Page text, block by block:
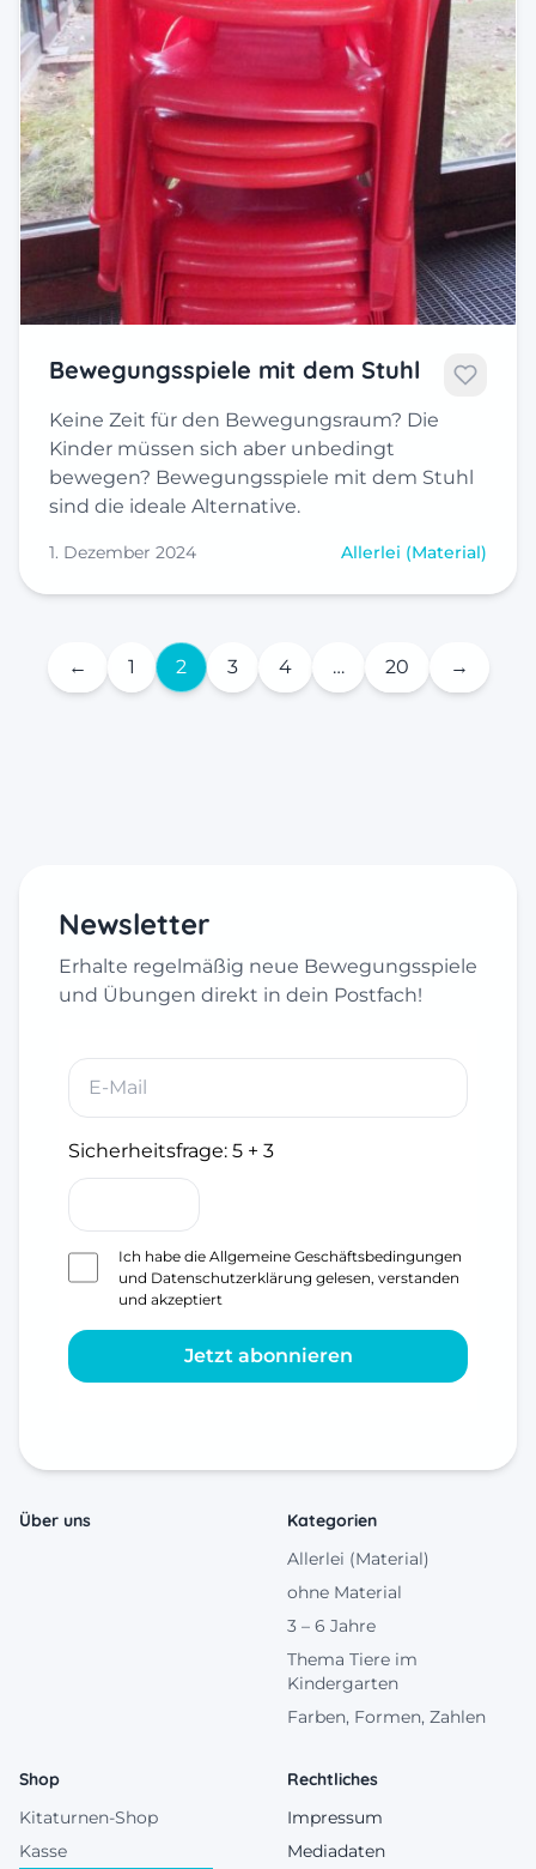
Bewegungsspiele mit dem Stuhl
Keine Zeit für den Bewegungsraum? Die
Kinder müssen sich aber unbedingt
bewegen? Bewegungsspiele mit dem Stuhl
sind die ideale Alternative.
1. Dezember 2024 Allerlei (Material)
← 1 2 3 4 … 20 →
Newsletter
Erhalte regelmäßig neue Bewegungsspiele
und Übungen direkt in dein Postfach!
Sicherheitsfrage: 5 + 3
Ich habe die Allgemeine Geschäftsbedingungen
und Datenschutzerklärung gelesen, verstanden
und akzeptiert
Jetzt abonnieren
Über uns
Kategorien
Allerlei (Material)
ohne Material
3 – 6 Jahre
Thema Tiere im
Kindergarten
Farben, Formen, Zahlen
Shop
Kitaturnen-Shop
Kasse
Rechtliches
Impressum
Mediadaten